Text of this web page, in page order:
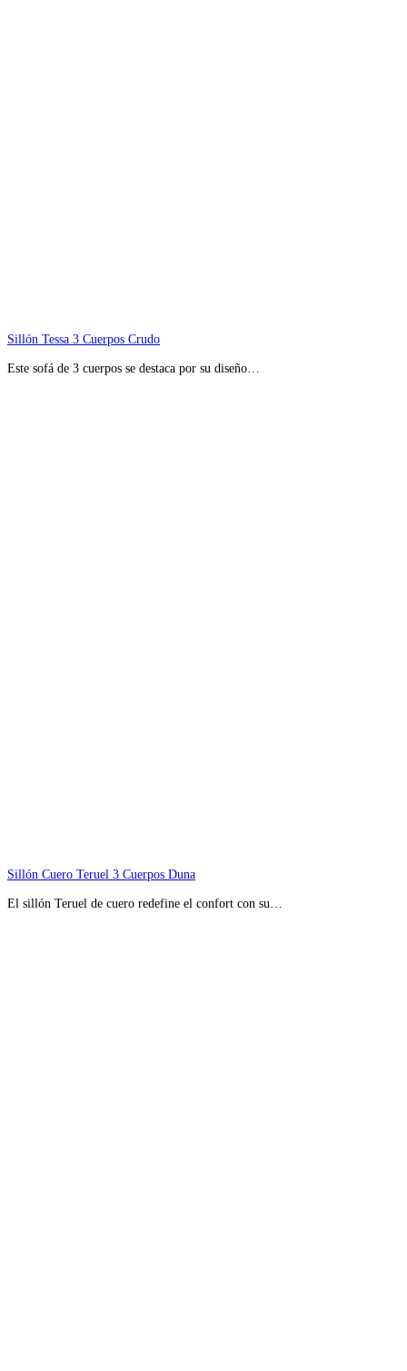
Sillón Tessa 3 Cuerpos Crudo
Este sofá de 3 cuerpos se destaca por su diseño…
Sillón Cuero Teruel 3 Cuerpos Duna
El sillón Teruel de cuero redefine el confort con su…